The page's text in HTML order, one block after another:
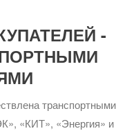
-
транспортными
«КИТ», «Энергия» и